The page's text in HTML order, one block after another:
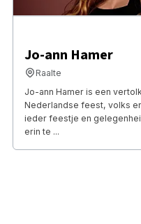
Jo-ann Hamer
Raalte
Jo-ann Hamer is een
Nederlandse feest, volks
ieder feestje en
erin te ...